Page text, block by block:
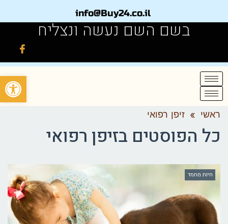
info@Buy24.co.il
בשם השם נעשה ונצליח
ראשי » זיפן רפואי
כל הפוסטים בזיפן רפואי
חיות מחמד